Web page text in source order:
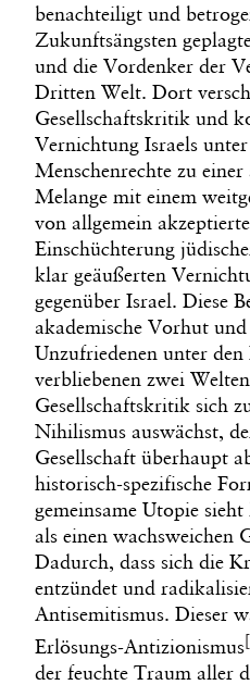
benachteiligt und
Zukunftsängsten
und die Vordenker der
Dritten Welt. Dort
Gesellschaftskritik und
Vernichtung Israels
Menschenrechte zu
Melange mit einem
von allgemein
Einschüchterung
klar geäußerten
gegenüber Israel. Diese
akademische Vorhut
Unzufriedenen unter
verbliebenen zwei
Gesellschaftskritik sich
Nihilismus auswächst,
Gesellschaft überhaupt
historisch-spezifische
gemeinsame Utopie
als einen wachsweichen
Dadurch, dass sich die
entzündet und
Antisemitismus. Dieser
Erlösungs-Antizionismus
der feuchte Traum aller